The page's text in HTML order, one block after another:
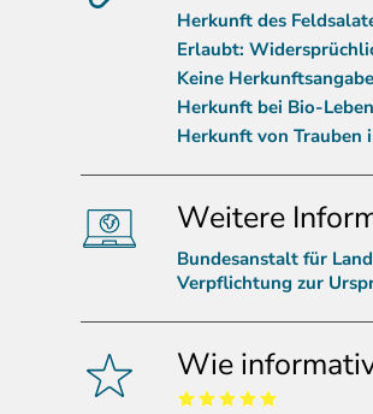
Herkunft des
Erlaubt:
Keine
Herkunft bei Bio-
Herkunft von Trauben
Weitere
Bundesanstalt für
Verpflichtung zur
Wie